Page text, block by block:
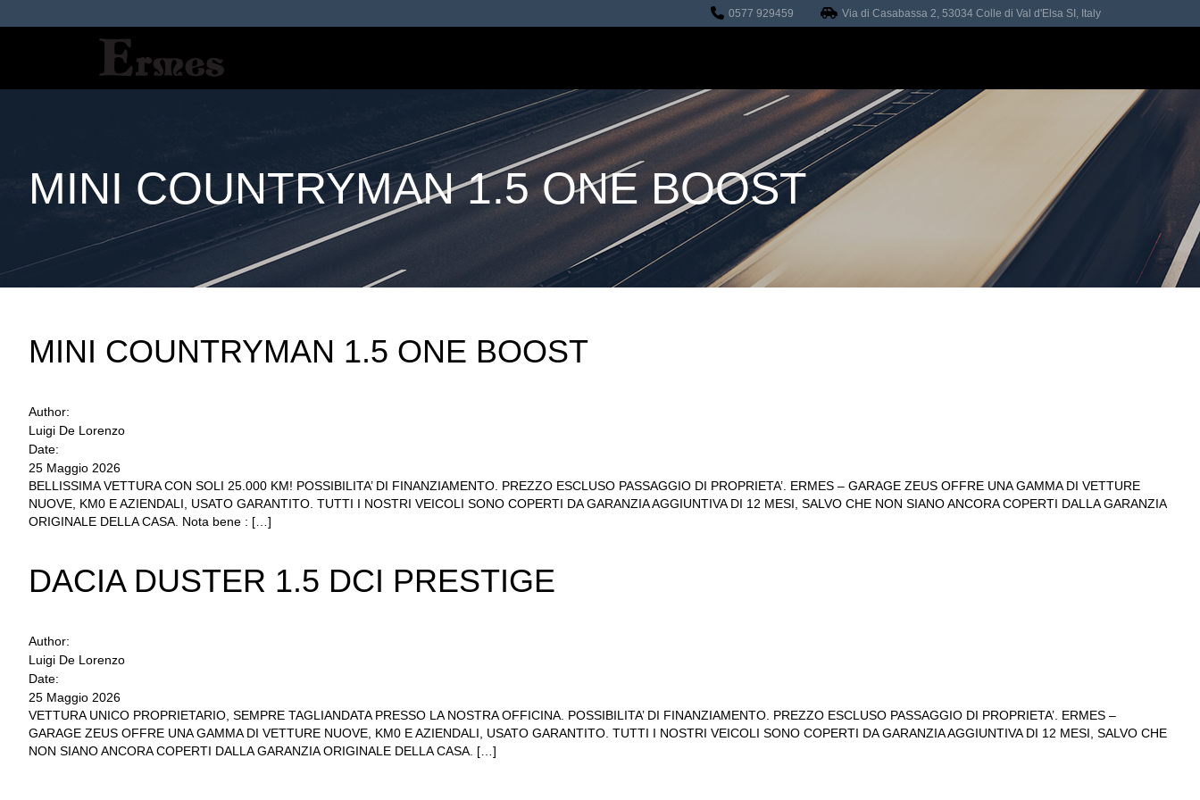
0577 929459 Via di Casabassa 2, 53034 Colle di Val d'Elsa SI, Italy
MINI COUNTRYMAN 1.5 ONE BOOST
MINI COUNTRYMAN 1.5 ONE BOOST
Author:
Luigi De Lorenzo
Date:
25 Maggio 2026
BELLISSIMA VETTURA CON SOLI 25.000 KM! POSSIBILITA’ DI FINANZIAMENTO. PREZZO ESCLUSO PASSAGGIO DI PROPRIETA’. ERMES – GARAGE ZEUS OFFRE UNA GAMMA DI VETTURE
NUOVE, KM0 E AZIENDALI, USATO GARANTITO. TUTTI I NOSTRI VEICOLI SONO COPERTI DA GARANZIA AGGIUNTIVA DI 12 MESI, SALVO CHE NON SIANO ANCORA COPERTI DALLA GARANZIA
ORIGINALE DELLA CASA. Nota bene : […]
DACIA DUSTER 1.5 DCI PRESTIGE
Author:
Luigi De Lorenzo
Date:
25 Maggio 2026
VETTURA UNICO PROPRIETARIO, SEMPRE TAGLIANDATA PRESSO LA NOSTRA OFFICINA. POSSIBILITA’ DI FINANZIAMENTO. PREZZO ESCLUSO PASSAGGIO DI PROPRIETA’. ERMES –
GARAGE ZEUS OFFRE UNA GAMMA DI VETTURE NUOVE, KM0 E AZIENDALI, USATO GARANTITO. TUTTI I NOSTRI VEICOLI SONO COPERTI DA GARANZIA AGGIUNTIVA DI 12 MESI, SALVO CHE
NON SIANO ANCORA COPERTI DALLA GARANZIA ORIGINALE DELLA CASA. […]